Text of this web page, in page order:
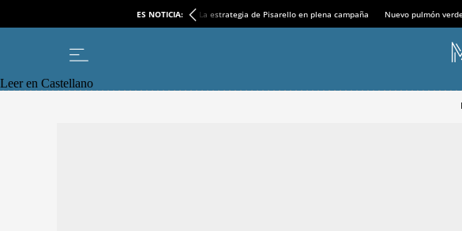
ES NOTICIA: La estrategia de Pisarello en plena campaña Nuevo pulmón
Leer en Castellano